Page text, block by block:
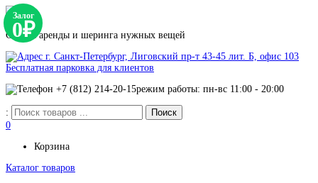
Сервис аренды и шеринга нужных вещей
г. Санкт-Петербург, Лиговский пр-т 43-45 лит. Б, офис 103
Бесплатная парковка для клиентов
+7 (812) 214-20-15режим работы: пн-вс 11:00 - 20:00
:
0
Корзина
Каталог товаров
Залог
0₽